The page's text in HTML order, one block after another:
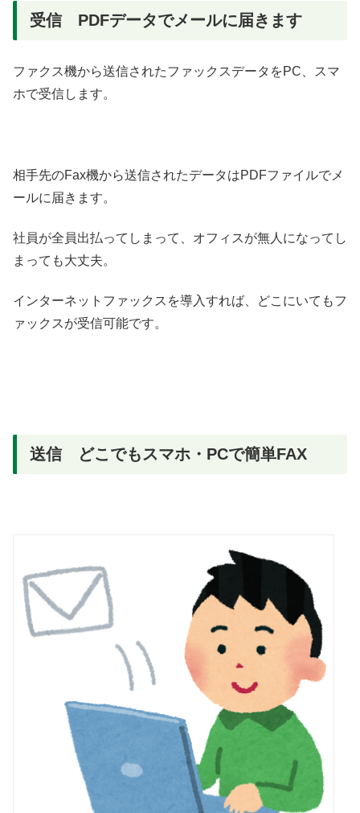
受信 PDFデータでメールに届きます
ファクス機から送信されたファックスデータをPC、スマ
ホで受信します。
相手先のFax機から送信されたデータはPDFファイルでメ
ールに届きます。
社員が全員出払ってしまって、オフィスが無人になってし
まっても大丈夫。
インターネットファックスを導入すれば、どこにいてもフ
ァックスが受信可能です。
送信 どこでもスマホ・PCで簡単FAX